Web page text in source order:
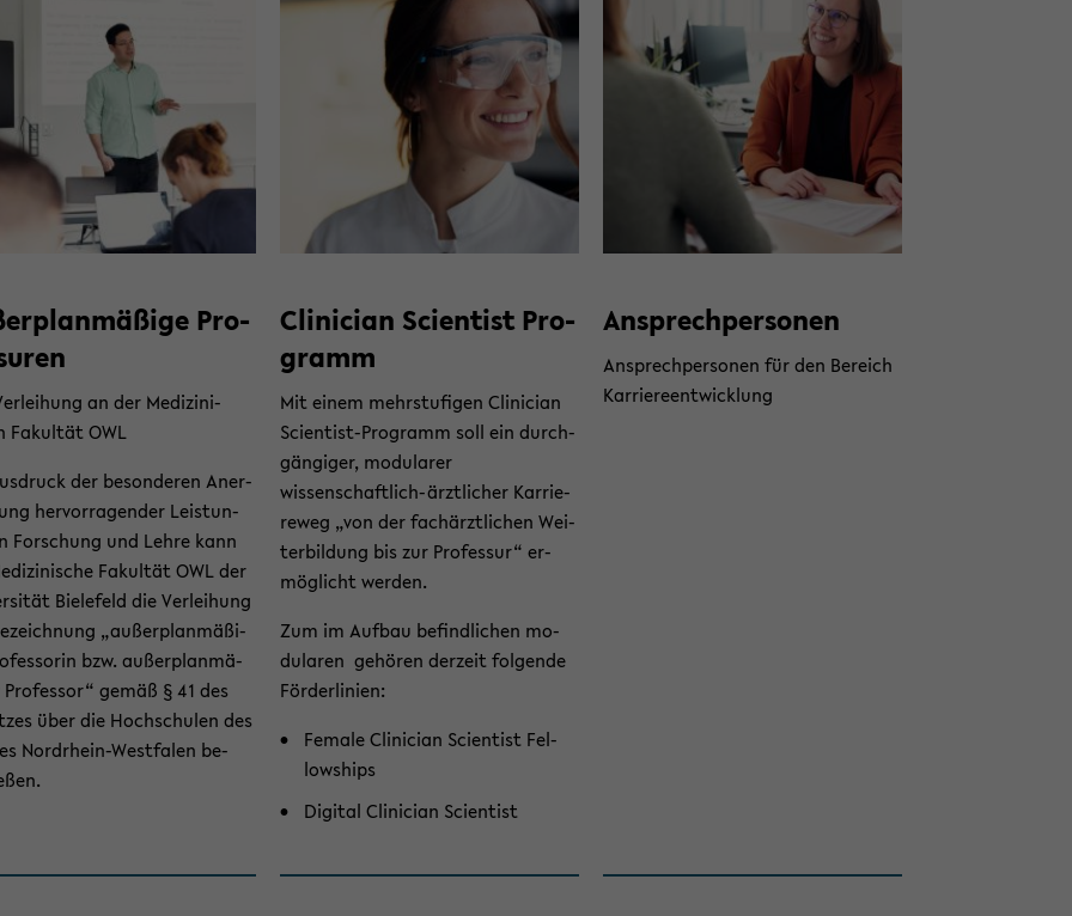
Pro­
an der Me­di­zi­ni­
Fa­kul­tät OWL
der be­son­de­ren An­er­
her­vor­ra­gen­der Leis­tun­
For­schung und Lehre kann
Fa­kul­tät OWL der
Bie­le­feld die Ver­lei­hung
„au­ßer­plan­mä­ßi­
bzw. au­ßer­plan­mä­
gemäß § 41 des
über die Hoch­schu­len des
Nordrhein-​Westfalen be­
Cli­ni­ci­an Sci­en­tist Pro­
gramm
Mit einem mehr­stu­fi­gen Cli­ni­ci­an
Scientist-​Programm soll ein durch­
gän­gi­ger, mo­du­la­rer
wissenschaftlich-​ärztlicher Kar­rie­
re­weg „von der fach­ärzt­li­chen Wei­
ter­bil­dung bis zur Pro­fes­sur“ er­
mög­licht wer­den.
Zum im Auf­bau be­find­li­chen mo­
du­la­ren ge­hö­ren der­zeit fol­gen­de
För­der­li­ni­en:
Fe­ma­le Cli­ni­ci­an Sci­en­tist Fel­
low­ships
Di­gi­tal Cli­ni­ci­an Sci­en­tist
An­sprech­per­so­nen
An­sprech­per­so­nen für den Be­reich
Kar­rie­re­ent­wick­lung